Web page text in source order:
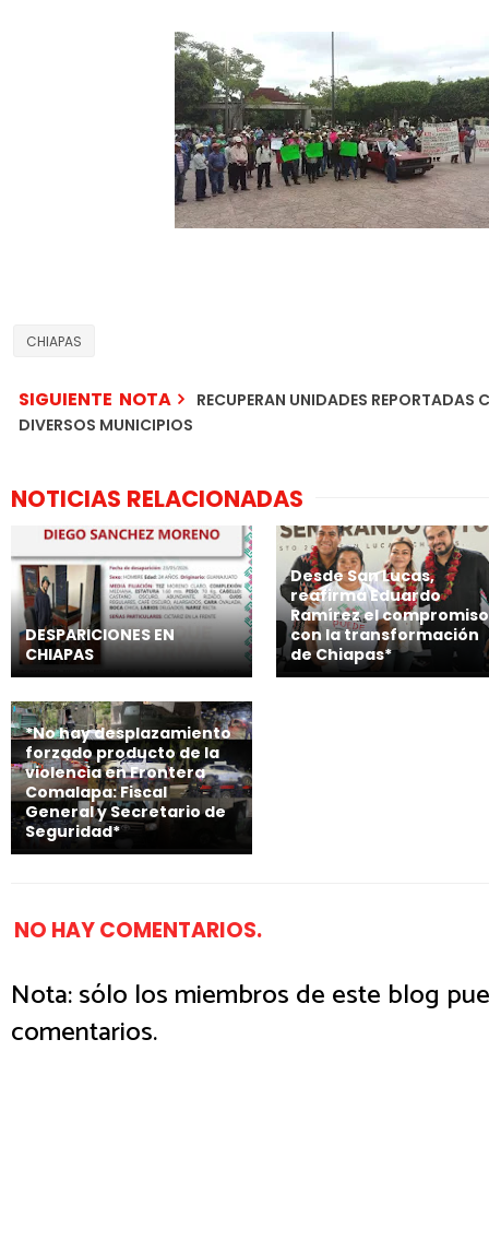
CHIAPAS
SIGUIENTE NOTA
RECUPERAN UNIDADES REPORTADAS
DIVERSOS MUNICIPIOS
NOTICIAS RELACIONADAS
DESPARICIONES EN
CHIAPAS
Desde San Lucas,
reafirma Eduardo
Ramírez el compromiso
con la transformación
de Chiapas*
*No hay desplazamiento
forzado producto de la
violencia en Frontera
Comalapa: Fiscal
General y Secretario de
Seguridad*
NO HAY COMENTARIOS.
Nota: sólo los miembros de este blog
comentarios.